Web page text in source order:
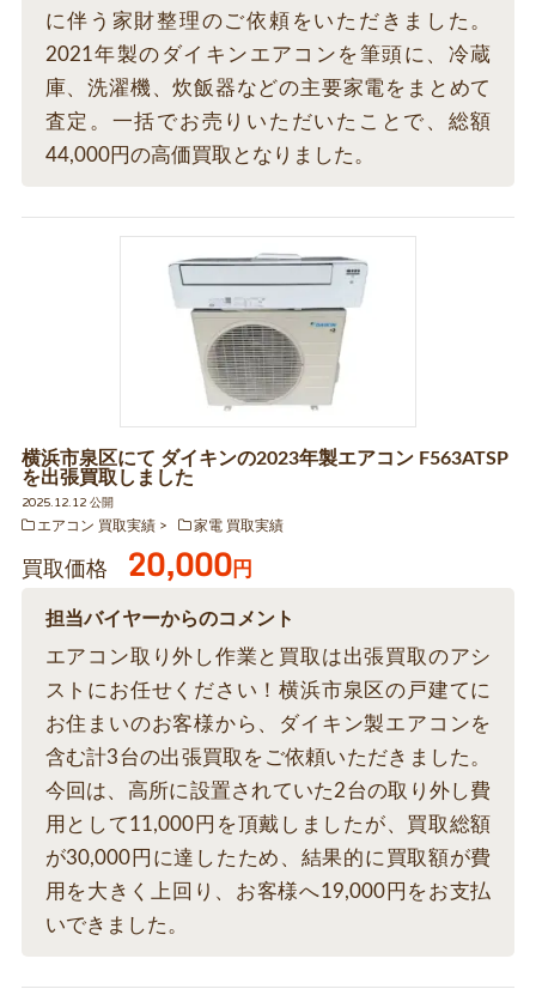
に伴う家財整理のご依頼をいただきました。
2021年製のダイキンエアコンを筆頭に、冷蔵
庫、洗濯機、炊飯器などの主要家電をまとめて
査定。一括でお売りいただいたことで、総額
44,000円の高価買取となりました。
横浜市泉区にて ダイキンの2023年製エアコン F563ATSP
を出張買取しました
2025.12.12 公開
エアコン 買取実績
家電 買取実績
買取価格 20,000円
担当バイヤーからのコメント
エアコン取り外し作業と買取は出張買取のアシ
ストにお任せください！横浜市泉区の戸建てに
お住まいのお客様から、ダイキン製エアコンを
含む計3台の出張買取をご依頼いただきました。
今回は、高所に設置されていた2台の取り外し費
用として11,000円を頂戴しましたが、買取総額
が30,000円に達したため、結果的に買取額が費
用を大きく上回り、お客様へ19,000円をお支払
いできました。